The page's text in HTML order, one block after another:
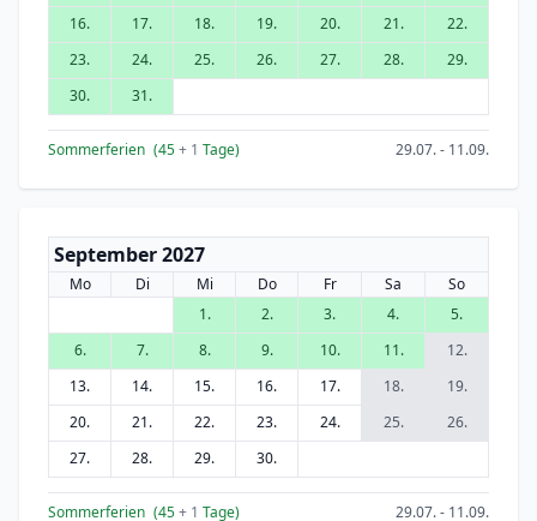
16.
17. 18. 19. 20. 21.
22.
23.
24. 25. 26. 27. 28.
29.
30.
31.
Sommerferien (45+ 1 Tage) 29.07. - 11.09.
September 2027
Mo Di Mi Do Fr Sa
So
1.
2. 3. 4.
5.
6.
7. 8. 9. 10. 11.
12.
13.
14. 15. 16. 17. 18.
19.
20.
21. 22. 23. 24. 25.
26.
27.
28. 29. 30.
Sommerferien (45+ 1 Tage) 29.07. - 11.09.